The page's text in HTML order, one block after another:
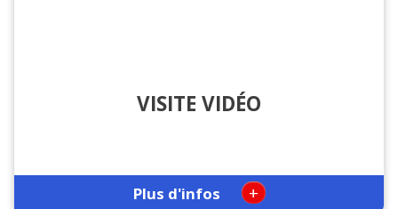
VISITE VIDÉO
Plus d'infos +